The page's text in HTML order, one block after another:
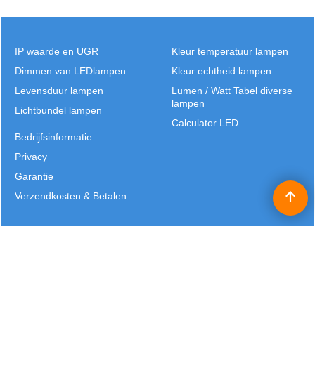
Kleur temperatuur lampen
Kleur echtheid lampen
Lumen / Watt Tabel diverse
lampen
Calculator LED
IP waarde en UGR
Dimmen van LEDlampen
Levensduur lampen
Lichtbundel lampen
Bedrijfsinformatie
Privacy
Garantie
Verzendkosten & Betalen